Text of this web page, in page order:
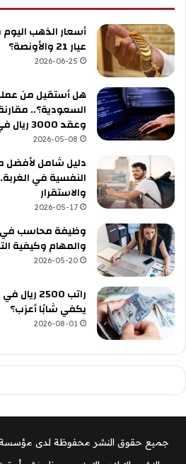
أسعار الذهب
عيار 21 والأونصة؟
2026-06-25
هل أستقيل من
وعقد 3000 ريال في 2026
2026-05-08
دليل شامل لأفضل
النفسية في
والاستقرار
2026-05-17
والمهام وكيفية
2026-05-20
يكفي شابًا أعزب؟
2026-08-01
جميع حقوق النشر محفوظة لدى مؤسسة